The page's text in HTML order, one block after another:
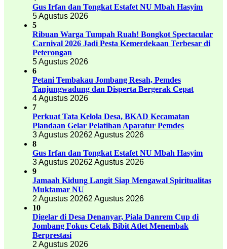
Gus Irfan dan Tongkat Estafet NU Mbah Hasyim
5 Agustus 2026
5
Ribuan Warga Tumpah Ruah! Bongkot Spectacular
Carnival 2026 Jadi Pesta Kemerdekaan Terbesar di
Peterongan
5 Agustus 2026
6
Petani Tembakau Jombang Resah, Pemdes
Tanjungwadung dan Disperta Bergerak Cepat
4 Agustus 2026
7
Perkuat Tata Kelola Desa, BKAD Kecamatan
Plandaan Gelar Pelatihan Aparatur Pemdes
3 Agustus 20262 Agustus 2026
8
Gus Irfan dan Tongkat Estafet NU Mbah Hasyim
3 Agustus 20262 Agustus 2026
9
Jamaah Kidung Langit Siap Mengawal Spiritualitas
Muktamar NU
2 Agustus 20262 Agustus 2026
10
Digelar di Desa Denanyar, Piala Danrem Cup di
Jombang Fokus Cetak Bibit Atlet Menembak
Berprestasi
2 Agustus 2026